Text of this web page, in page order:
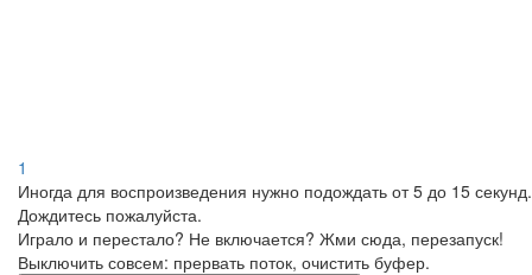
1
Иногда для воспроизведения нужно подождать от 5 до 15 секунд.
Дождитесь пожалуйста.
Играло и перестало? Не включается? Жми сюда, перезапуск!
Выключить совсем: прервать поток, очистить буфер.